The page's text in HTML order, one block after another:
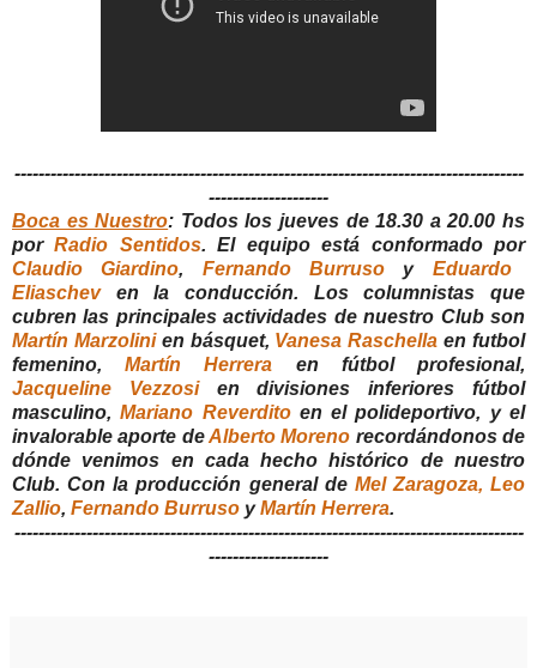
-------------------------------------------------------------------------------------
--------------------
Boca es Nuestro: Todos los jueves de 18.30 a 20.00 hs
porRadio Sentidos. El equipo está conformado por
Claudio Giardino, Fernando Burruso y Eduardo
Eliascheven la conducción. Los columnistas que
cubren las principales actividades de nuestro Club son
Martín Marzolinien básquet, Vanesa Raschella en futbol
femenino,Martín Herrera en fútbol profesional,
Jacqueline Vezzosien divisiones inferiores fútbol
masculino,Mariano Reverditoen el polideportivo, y el
invalorable aporte deAlberto Moreno recordándonos de
dónde venimos en cada hecho histórico de nuestro
Club. Con la producción general de Mel Zaragoza, Leo
Zallio, Fernando Burruso y Martín Herrera.
-------------------------------------------------------------------------------------
--------------------